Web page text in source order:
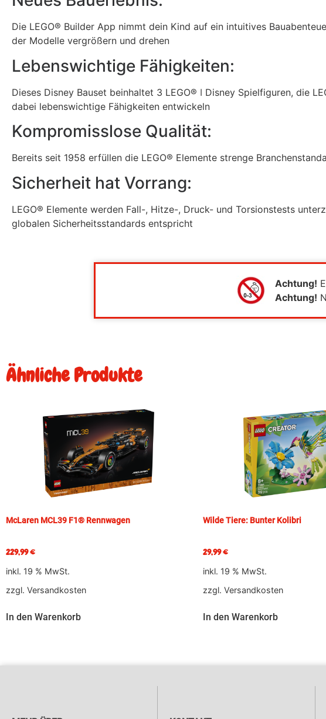
Die LEGO® Builder App nimmt dein Kind auf ein intuitives
der Modelle vergrößern und drehen
Lebenswichtige Fähigkeiten:
Dieses Disney Bauset beinhaltet 3 LEGO® ǀ Disney Spielfiguren, die
dabei lebenswichtige Fähigkeiten entwickeln
Kompromisslose Qualität:
Bereits seit 1958 erfüllen die LEGO® Elemente strenge
Sicherheit hat Vorrang:
LEGO® Elemente werden Fall-, Hitze-, Druck- und Torsionstests
globalen Sicherheitsstandards entspricht
Achtung!
Achtung!
Ähnliche Produkte
McLaren MCL39 F1® Rennwagen
229,99€
inkl. 19 % MwSt.
zzgl. Versandkosten
In den Warenkorb
Wilde Tiere: Bunter Kolibri
29,99€
inkl. 19 % MwSt.
zzgl. Versandkosten
In den Warenkorb